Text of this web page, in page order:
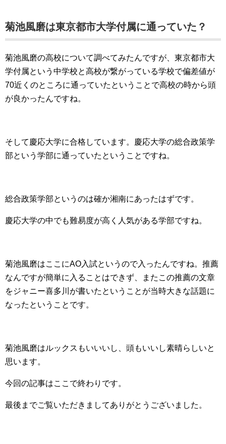
菊池風磨は東京都市大学付属に通っていた？
菊池風磨の高校について調べてみたんですが、東京都市大
学付属という中学校と高校が繋がっている学校で偏差値が
70近くのところに通っていたということで高校の時から頭
が良かったんですね。
そして慶応大学に合格しています。慶応大学の総合政策学
部という学部に通っていたということですね。
総合政策学部というのは確か湘南にあったはずです。
慶応大学の中でも難易度が高く人気がある学部ですね。
菊池風磨はここにAO入試というので入ったんですね。推薦
なんですが簡単に入ることはできず、またこの推薦の文章
をジャニー喜多川が書いたということが当時大きな話題に
なったということです。
菊池風磨はルックスもいいいし、頭もいいし素晴らしいと
思います。
今回の記事はここで終わりです。
最後までご覧いただきましてありがとうございました。